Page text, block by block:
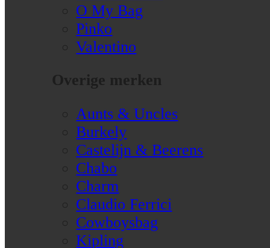
O My Bag
Pinko
Valentino
Overige merken
Aunts & Uncles
Burkely
Castelijn & Beerens
Chabo
Charm
Claudio Ferrici
Cowboysbag
Kipling